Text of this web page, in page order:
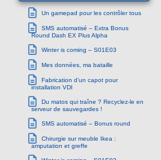
Un gamepad pour les contrôler tous
SMS automatisé – Extra Bonus
Round Dash EX Plus Alpha
Winter is coming – S01E03
Mes données, ma bataille
Fabrication d’un capot pour
installation VDI
Du matos qui traîne ? Recyclez-le en
serveur de sauvegardes !
SMS automatisé – Bonus round
Chirurgie sur meuble Ikea :
amputation et greffe